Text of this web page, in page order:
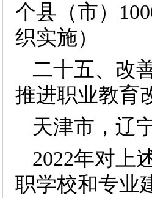
个县（市）
织实施）
二十五、改
推进职业教育
天津市，辽
2022年对上
职学校和专业